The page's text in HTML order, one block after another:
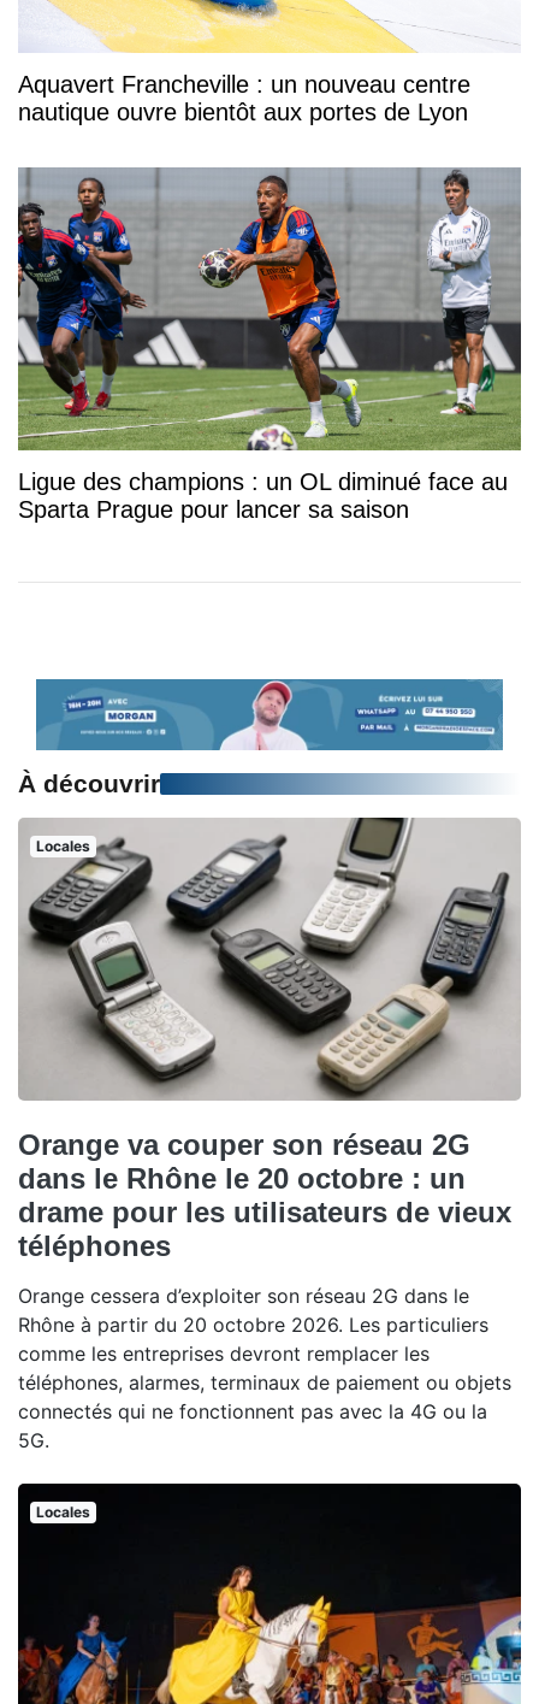
Aquavert Francheville : un nouveau centre
nautique ouvre bientôt aux portes de Lyon
Ligue des champions : un OL diminué face au
Sparta Prague pour lancer sa saison
À découvrir
Locales
Orange va couper son réseau 2G
dans le Rhône le 20 octobre : un
drame pour les utilisateurs de vieux
téléphones
Orange cessera d’exploiter son réseau 2G dans le
Rhône à partir du 20 octobre 2026. Les particuliers
comme les entreprises devront remplacer les
téléphones, alarmes, terminaux de paiement ou objets
connectés qui ne fonctionnent pas avec la 4G ou la
5G.
Locales